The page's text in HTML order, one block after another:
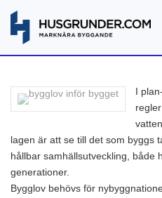
I
lagen är att se till det som byggs
hållbar samhällsutveckling, både
generationer.
Bygglov behövs för